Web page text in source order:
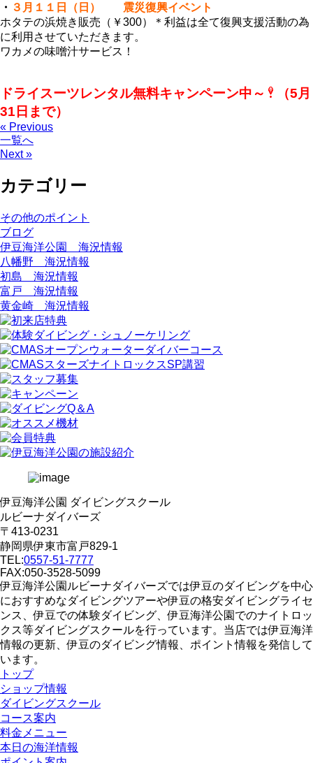
・ ３月１１日（日） 震災復興イベント
ホタテの浜焼き販売（￥300）＊利益は全て復興支援活動の為
に利用させていただきます。
ワカメの味噌汁サービス！
ドライスーツレンタル無料キャンペーン中～
（5月
31日まで）
« Previous
一覧へ
Next »
カテゴリー
その他のポイント
ブログ
伊豆海洋公園 海況情報
八幡野 海況情報
初島 海況情報
富戸 海況情報
黄金崎 海況情報
伊豆海洋公園 ダイビングスクール
ルビーナダイバーズ
〒413-0231
静岡県伊東市富戸829-1
TEL:0557-51-7777
FAX:050-3528-5099
伊豆海洋公園ルビーナダイバーズでは伊豆のダイビングを中心
におすすめなダイビングツアーや伊豆の格安ダイビングライセ
ンス、伊豆での体験ダイビング、伊豆海洋公園でのナイトロッ
クス等ダイビングスクールを行っています。当店では伊豆海洋
情報の更新、伊豆のダイビング情報、ポイント情報を発信して
います。
トップ
ショップ情報
ダイビングスクール
コース案内
料金メニュー
本日の海洋情報